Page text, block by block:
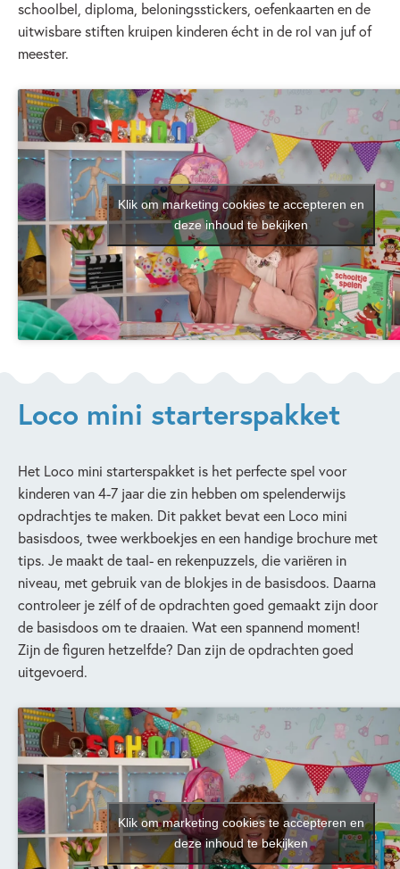
schoolbel, diploma, beloningsstickers, oefenkaarten en de
uitwisbare stiften kruipen kinderen écht in de rol van juf of
meester.
Klik om marketing cookies te accepteren en
deze inhoud te bekijken
Loco mini starterspakket
Het Loco mini starterspakket is het perfecte spel voor
kinderen van 4-7 jaar die zin hebben om spelenderwijs
opdrachtjes te maken. Dit pakket bevat een Loco mini
basisdoos, twee werkboekjes en een handige brochure met
tips. Je maakt de taal- en rekenpuzzels, die variëren in
niveau, met gebruik van de blokjes in de basisdoos. Daarna
controleer je zélf of de opdrachten goed gemaakt zijn door
de basisdoos om te draaien. Wat een spannend moment!
Zijn de figuren hetzelfde? Dan zijn de opdrachten goed
uitgevoerd.
Klik om marketing cookies te accepteren en
deze inhoud te bekijken